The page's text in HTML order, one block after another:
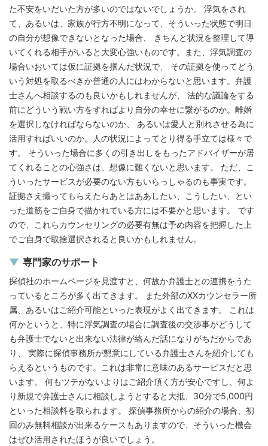
た不安をいだいた方が多いのではないでしょうか。 浮気をされ
て、あるいは、家族が行方不明になって、そういった状態で明日
の自分が想像できないとなった場合、 きちんと状況を整理して導
いてくれる相手がいると大変心強いものです。また、浮気調査の
場合いおいては仮に証拠を掴んだ状況で、 その証拠を使ってどう
いう対処を取るべきか普通の人にはわからないと思います。弁護
士さんへ相談するのも良いかもしれませんが、 法的な議論をする
前にどういう戦い方をすればより自分の幸せに繋がるのか。離婚
を選択しなければならないのか、 あるいは愛人と別れさせる為に
活用すればいいのか。人の状況によってとり得る手立ては様々で
す。 そういった場合に多くの引き出しをもったアドバイザーが居
てくれることの心強さは、想像に難くないと思います。 ただ、こ
ういったサービスが必要のない方もいらっしゃるのも事実です。
証拠さえ撮ってもらえたらあとはああしたい、こうしたい、とい
った道筋をご自身で描かれている方には不要かと思います。 です
ので、これらカウンセリングの必要有無は予め内容を把握した上
でご自身で取捨選択されると良いかもしれません。
専門家のサポート
探偵社のホームページを見渡すと、何故か弁護士との連携をうた
っているところが多く出てきます。 また外部のXXカウンセラー所
属、あるいはご紹介可能といった表現がよく出てきます。 これは
何かというと、特に浮気調査の場合に調査後の交渉事がどうして
も弁護士でないと出来ない法律が絡んだ話になりがちだからであ
り、 実際に探偵事務所が懇意にしている弁護士さんを紹介しても
らえるというものです。これは非常に意味のあるサービスだと思
います。 何もツテがないよりはご紹介頂く方が安心ですし、何よ
り新規で弁護士さんに相談しようとすると大抵、30分で5,000円
といった相談料を取られます。 探偵事務所からの紹介の場合、初
回のみ無料相談が出来るケースもありますので、そういった機会
はぜひ活用されたほうが良いでしょう。